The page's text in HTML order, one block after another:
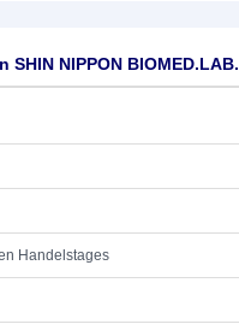
NIPPON BIOMED.LAB.
Handelstages